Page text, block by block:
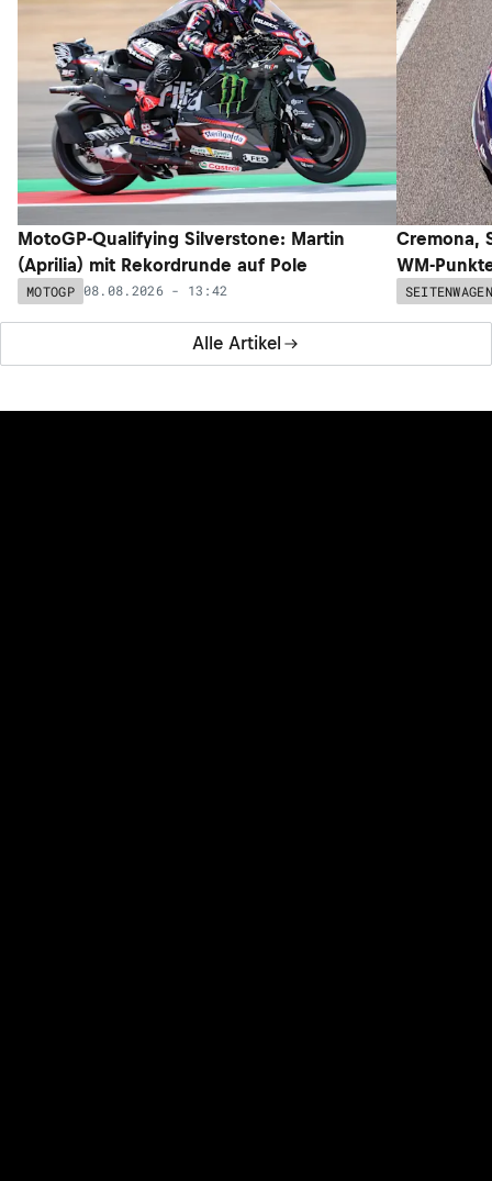
Alle Artikel
MotoGP-Qualifying Silverstone: Martin
(Aprilia) mit Rekordrunde auf Pole
MOTOGP 08.08.2026 - 13:42
Cremona,
WM-
SEITENWAGEN